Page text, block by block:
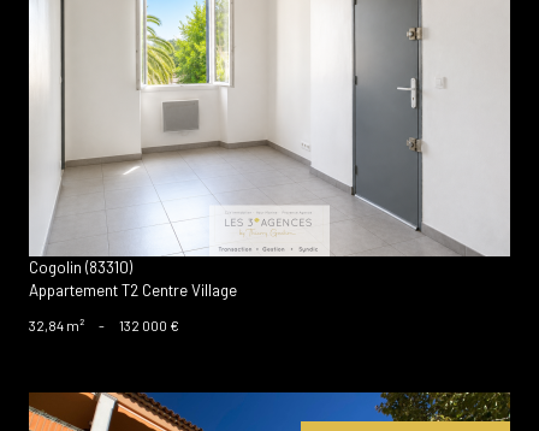
voir le bien
Cogolin (83310)
Appartement T2 Centre Village
32,84 m² - 132 000 €